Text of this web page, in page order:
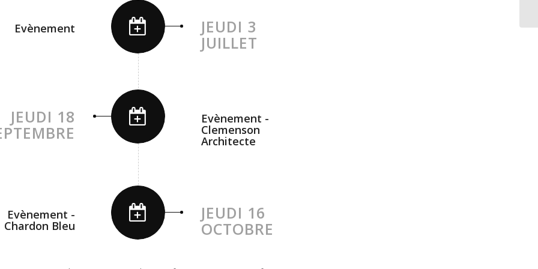
Evènement JEUDI 3
JUILLET
JEUDI 18 Evènement -
Clemenson
Architecte
Evènement -
Chardon Bleu
JEUDI 16
OCTOBRE